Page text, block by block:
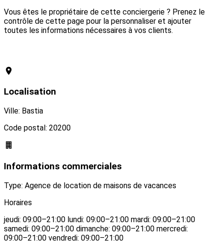
Vous êtes le propriétaire de cette conciergerie ? Prenez le
contrôle de cette page pour la personnaliser et ajouter
toutes les informations nécessaires à vos clients.
Localisation
Ville: Bastia
Code postal: 20200
Informations commerciales
Type: Agence de location de maisons de vacances
Horaires
jeudi: 09:00–21:00 lundi: 09:00–21:00 mardi: 09:00–21:00
samedi: 09:00–21:00 dimanche: 09:00–21:00 mercredi:
09:00–21:00 vendredi: 09:00–21:00